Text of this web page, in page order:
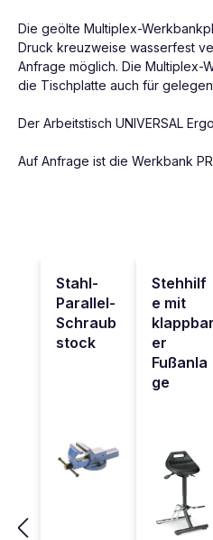
Die geölte Multiplex-
Druck kreuzweise wasserfest
Anfrage möglich. Die Multiplex-
die Tischplatte auch für
Der Arbeitstisch UNIVERSAL
Auf Anfrage ist die Werkbank
Stahl-
Parallel-
Schraub
stock
Stehhilf
e mit
klappbar
er
Fußanla
ge